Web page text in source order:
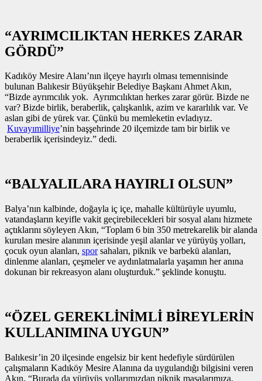
“AYRIMCILIKTAN HERKES ZARAR
GÖRDÜ”
Kadıköy Mesire Alanı’nın ilçeye hayırlı olması temennisinde
bulunan Balıkesir Büyükşehir Belediye Başkanı Ahmet Akın,
“Bizde ayrımcılık yok. Ayrımcılıktan herkes zarar görür. Bizde ne
var? Bizde birlik, beraberlik, çalışkanlık, azim ve kararlılık var. Ve
aslan gibi de yürek var. Çünkü bu memleketin evladıyız.
Kuvayımilliye’nin başşehrinde 20 ilçemizde tam bir birlik ve
beraberlik içerisindeyiz.” dedi.
“BALYALILARA HAYIRLI OLSUN”
Balya’nın kalbinde, doğayla iç içe, mahalle kültürüyle uyumlu,
vatandaşların keyifle vakit geçirebilecekleri bir sosyal alanı hizmete
açtıklarını söyleyen Akın, “Toplam 6 bin 350 metrekarelik bir alanda
kurulan mesire alanının içerisinde yeşil alanlar ve yürüyüş yolları,
çocuk oyun alanları, sporsahaları, piknik ve barbekü alanları,
dinlenme alanları, çeşmeler ve aydınlatmalarla yaşamın her anına
dokunan bir rekreasyon alanı oluşturduk.” şeklinde konuştu.
“ÖZEL GEREKLİNİMLİ BİREYLERİN
KULLANIMINA UYGUN”
Balıkesir’in 20 ilçesinde engelsiz bir kent hedefiyle sürdürülen
çalışmaların Kadıköy Mesire Alanına da uygulandığı bilgisini veren
Akın, “Burada da yürüyüş yollarımızdan piknik masalarımıza,